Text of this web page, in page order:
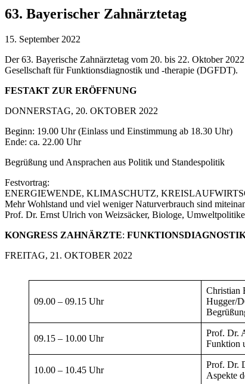
63. Bayerischer Zahnärztetag
15. September 2022
Der 63. Bayerische Zahnärztetag vom 20. bis 22. Oktober
Gesellschaft für Funktionsdiagnostik und -therapie (DGFDT).
FESTAKT ZUR ERÖFFNUNG
DONNERSTAG, 20. OKTOBER 2022
Beginn: 19.00 Uhr (Einlass und Einstimmung ab 18.30 Uhr)
Ende: ca. 22.00 Uhr
Begrüßung und Ansprachen aus Politik und Standespolitik
Festvortrag:
ENERGIEWENDE, KLIMASCHUTZ,
Mehr Wohlstand und viel weniger Naturverbrauch sind
Prof. Dr. Ernst Ulrich von Weizsäcker, Biologe,
KONGRESS ZAHNÄRZTE:
FREITAG, 21. OKTOBER 2022
09.00 – 09.15 Uhr
Christian
Hugger/
09.15 – 10.00 Uhr
Prof. Dr.
Funktion
10.00 – 10.45 Uhr
Prof. Dr.
Aspekte